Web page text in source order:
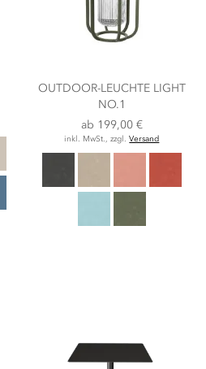
OUTDOOR-LEUCHTE LIGHT
NO.1
ab 199,00 €
inkl. MwSt., zzgl.Versand